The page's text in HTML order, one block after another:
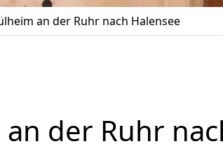
an der Ruhr nach Halensee
der Ruhr